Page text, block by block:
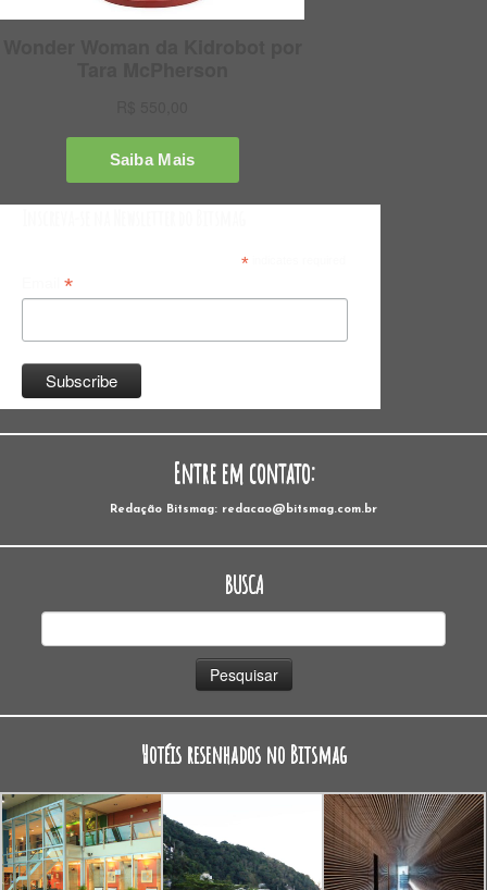
*indicates required
*
Entre em contato:
Redação Bitsmag: redacao@bitsmag.com.br
BUSCA
Hotéis resenhados no Bitsmag